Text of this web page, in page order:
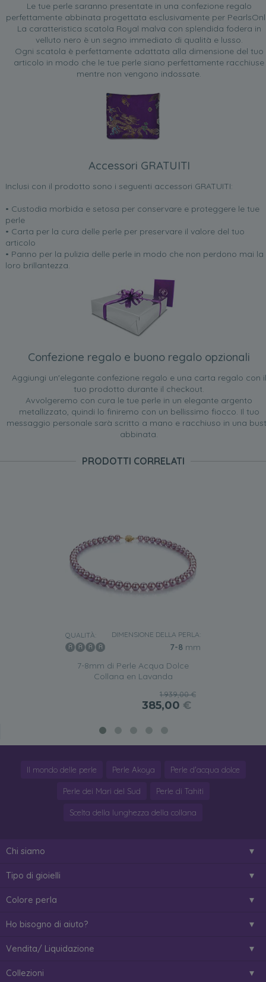
Le tue perle saranno presentate in una confezione regalo
perfettamente abbinata progettata esclusivamente per
La caratteristica scatola Royal malva con splendida fodera in
velluto nero è un segno immediato di qualità e lusso.
Ogni scatola è perfettamente adattata alla dimensione del tuo
articolo in modo che le tue perle siano perfettamente racchiuse
mentre non vengono indossate.
Accessori GRATUITI
Inclusi con il prodotto sono i seguenti accessori GRATUITI:
• Custodia morbida e setosa per conservare e proteggere le tue
perle
• Carta per la cura delle perle per preservare il valore del tuo
articolo
• Panno per la pulizia delle perle in modo che non perdono mai la
loro brillantezza.
Confezione regalo e buono regalo opzionali
Aggiungi un'elegante confezione regalo e una carta regalo con il
tuo prodotto durante il checkout.
Avvolgeremo con cura le tue perle in un elegante argento
metallizzato, quindi lo finiremo con un bellissimo fiocco. Il tuo
messaggio personale sarà scritto a mano e racchiuso in una
abbinata.
PRODOTTI CORRELATI
QUALITÀ: DIMENSIONE DELLA PERLA:
7-8 mm
7-8mm di Perle Acqua Dolce
Collana en Lavanda
1.939,00 €
385,00 €
Il mondo delle perle Perle Akoya Perle d'acqua dolce
Perle dei Mari del Sud Perle di Tahiti
Scelta della lunghezza della collana
Chi siamo
Tipo di gioielli
Colore perla
Ho bisogno di aiuto?
Vendita/ Liquidazione
Collezioni